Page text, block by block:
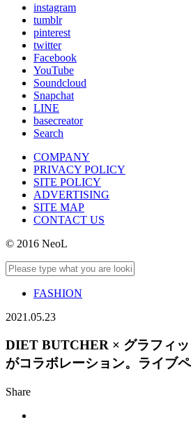
instagram
tumblr
pinterest
twitter
Facebook
YouTube
Soundcloud
Snapchat
LINE
basecreator
Search
COMPANY
PRIVACY POLICY
SITE POLICY
ADVERTISING
SITE MAP
CONTACT US
© 2016 NeoL
FASHION
2021.05.23
DIET BUTCHER × グラフィ
がコラボレーション。ライブ
Share